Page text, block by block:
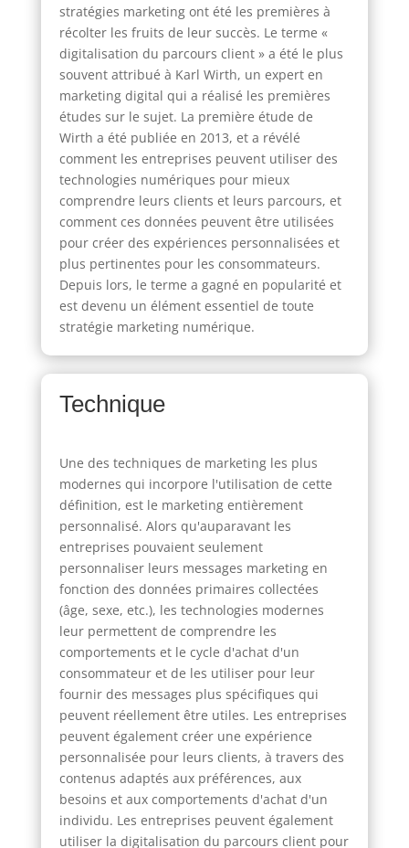
stratégies marketing ont été les premières à
récolter les fruits de leur succès. Le terme «
digitalisation du parcours client » a été le plus
souvent attribué à Karl Wirth, un expert en
marketing digital qui a réalisé les premières
études sur le sujet. La première étude de
Wirth a été publiée en 2013, et a révélé
comment les entreprises peuvent utiliser des
technologies numériques pour mieux
comprendre leurs clients et leurs parcours, et
comment ces données peuvent être utilisées
pour créer des expériences personnalisées et
plus pertinentes pour les consommateurs.
Depuis lors, le terme a gagné en popularité et
est devenu un élément essentiel de toute
stratégie marketing numérique.
Technique
Une des techniques de marketing les plus
modernes qui incorpore l'utilisation de cette
définition, est le marketing entièrement
personnalisé. Alors qu'auparavant les
entreprises pouvaient seulement
personnaliser leurs messages marketing en
fonction des données primaires collectées
(âge, sexe, etc.), les technologies modernes
leur permettent de comprendre les
comportements et le cycle d'achat d'un
consommateur et de les utiliser pour leur
fournir des messages plus spécifiques qui
peuvent réellement être utiles. Les entreprises
peuvent également créer une expérience
personnalisée pour leurs clients, à travers des
contenus adaptés aux préférences, aux
besoins et aux comportements d'achat d'un
individu. Les entreprises peuvent également
utiliser la digitalisation du parcours client pour